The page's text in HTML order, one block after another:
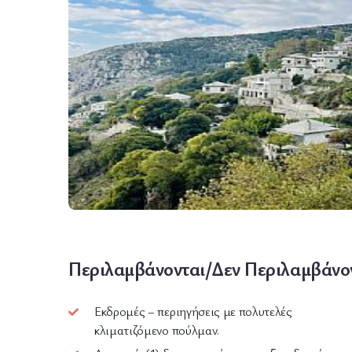
Wildlife
Περιλαμβάνονται/Δεν
Εκδρομές – περιηγήσεις με πολυτελές
κλιματιζόμενο πούλμαν.